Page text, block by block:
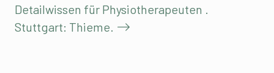
Detailwissen für Physiotherapeuten .
Stuttgart: Thieme.